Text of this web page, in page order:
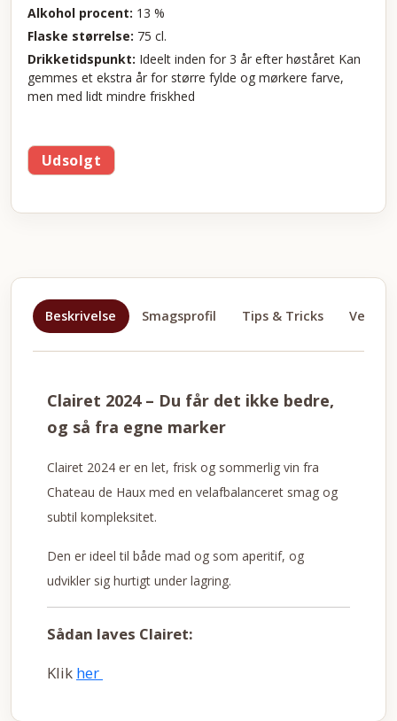
Alkohol procent: 13 %
Flaske størrelse: 75 cl.
Drikketidspunkt: Ideelt inden for 3 år efter høståret Kan
gemmes et ekstra år for større fylde og mørkere farve,
men med lidt mindre friskhed
Udsolgt
Beskrivelse Smagsprofil Tips & Tricks
Clairet 2024 – Du får det ikke bedre,
og så fra egne marker
Clairet 2024 er en let, frisk og sommerlig vin fra
Chateau de Haux med en velafbalanceret smag og
subtil kompleksitet.
Den er ideel til både mad og som aperitif, og
udvikler sig hurtigt under lagring.
Sådan laves Clairet:
Klik her